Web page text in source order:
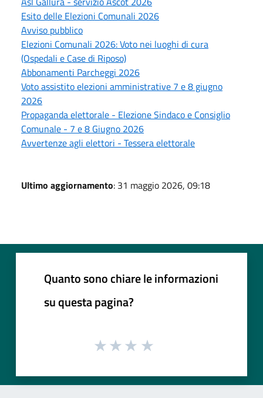
Esito delle Elezioni Comunali 2026
Avviso pubblico
Elezioni Comunali 2026: Voto nei luoghi di cura
(Ospedali e Case di Riposo)
Abbonamenti Parcheggi 2026
Voto assistito elezioni amministrative 7 e 8 giugno
2026
Propaganda elettorale - Elezione Sindaco e Consiglio
Comunale - 7 e 8 Giugno 2026
Avvertenze agli elettori - Tessera elettorale
Ultimo aggiornamento: 31 maggio 2026, 09:18
Quanto sono chiare le informazioni
su questa pagina?